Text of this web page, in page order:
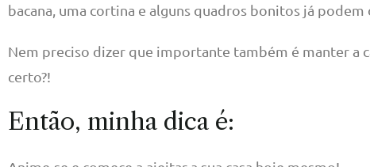
bacana, uma cortina e alguns quadros bonitos já
Nem preciso dizer que importante também é manter a
certo?!
Então, minha dica é: